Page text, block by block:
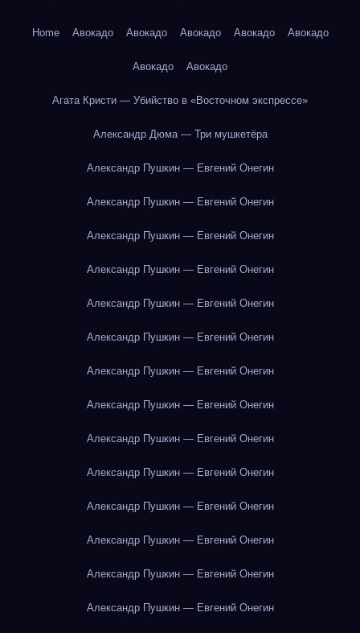
Home Авокадо Авокадо Авокадо Авокадо Авокадо
Авокадо Авокадо
Агата Кристи — Убийство в «Восточном экспрессе»
Александр Дюма — Три мушкетёра
Александр Пушкин — Евгений Онегин
Александр Пушкин — Евгений Онегин
Александр Пушкин — Евгений Онегин
Александр Пушкин — Евгений Онегин
Александр Пушкин — Евгений Онегин
Александр Пушкин — Евгений Онегин
Александр Пушкин — Евгений Онегин
Александр Пушкин — Евгений Онегин
Александр Пушкин — Евгений Онегин
Александр Пушкин — Евгений Онегин
Александр Пушкин — Евгений Онегин
Александр Пушкин — Евгений Онегин
Александр Пушкин — Евгений Онегин
Александр Пушкин — Евгений Онегин